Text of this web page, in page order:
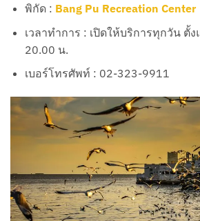
พิกัด : Bang Pu Recreation Center
เวลาทำการ : เปิดให้บริการทุกวัน ตั้ง
20.00 น.
เบอร์โทรศัพท์ : 02-323-9911